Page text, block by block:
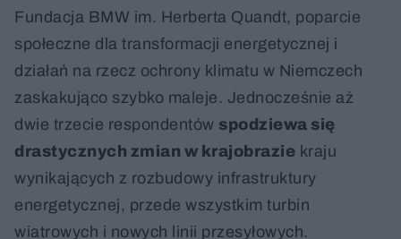
Fundacja BMW im. Herberta Quandt, poparcie
społeczne dla transformacji energetycznej i
działań na rzecz ochrony klimatu w Niemczech
zaskakująco szybko maleje. Jednocześnie aż
dwie trzecie respondentów spodziewa się
drastycznych zmian w krajobrazie kraju
wynikających z rozbudowy infrastruktury
energetycznej, przede wszystkim turbin
wiatrowych i nowych linii przesyłowych.